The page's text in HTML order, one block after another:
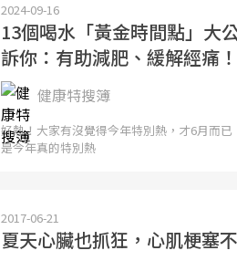
2024-09-16
13個喝水「黃金時間點」大
訴你：有助減肥、緩解經痛！
健康特搜簿
好熱！大家有沒覺得今年特別熱，才6月而
是今年真的特別熱
2017-06-21
夏天心臟也抓狂，心肌梗塞